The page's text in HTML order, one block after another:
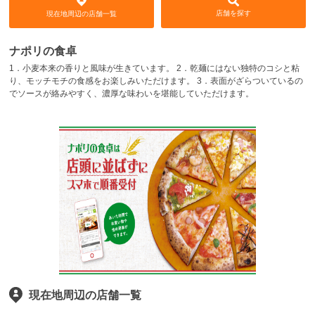
現在地周辺の店舗一覧 店舗を探す
ナポリの食卓
1．小麦本来の香りと風味が生きています。 2．乾麺にはない独特のコシと粘
り、モッチモチの食感をお楽しみいただけます。 3．表面がざらついているの
でソースが絡みやすく、濃厚な味わいを堪能していただけます。
現在地周辺の店舗一覧